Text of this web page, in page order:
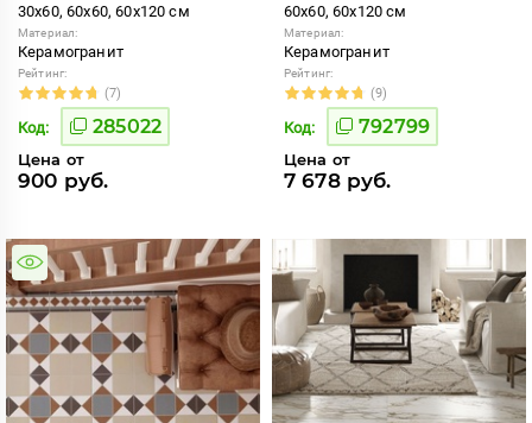
30x60, 60x60, 60x120 см
Материал:
Керамогранит
Рейтинг:
(7)
Код: 285022
Цена от
900 руб.
60x60, 60x120 см
Материал:
Керамогранит
Рейтинг:
(9)
Код: 792799
Цена от
7 678 руб.